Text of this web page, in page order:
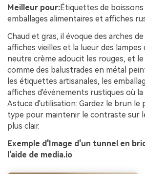
Meilleur pour:Étiquettes de boissons
emballages alimentaires et affiches
Chaud et gras, il évoque des arches
affiches vieilles et la lueur des
neutre crème adoucit les rouges, et
comme des balustrades en métal
les étiquettes artisanales, les
affiches d'événements rustiques où
Astuce d'utilisation: Gardez le brun le
type pour maintenir le contraste sur
plus clair.
Exemple d'Image d'un tunnel en
l'aide de media.io